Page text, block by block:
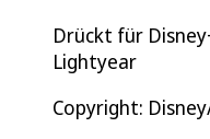
Drückt für
Lightyear
Copyright: